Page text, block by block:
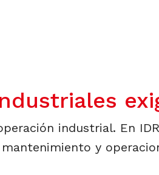
industrial. En
y